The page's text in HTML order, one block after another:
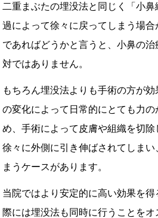
二重まぶたの埋没法と同じく「小
過によって徐々に戻ってしまう場
であればどうかと言うと、小鼻の
対ではありません。
もちろん埋没法よりも手術の方が
の変化によって日常的にとても力
め、手術によって皮膚や組織を切
徐々に外側に引き伸ばされてしま
まうケースがあります。
当院ではより安定的に高い効果を
際には埋没法も同時に行うことを